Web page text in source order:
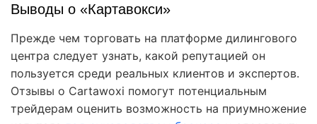
Выводы о «Картавокси»
Прежде чем торговать на платформе дилингового
центра следует узнать, какой репутацией он
пользуется среди реальных клиентов и экспертов.
Отзывы о Cartawoxi помогут потенциальным
трейдерам оценить возможность на приумножение